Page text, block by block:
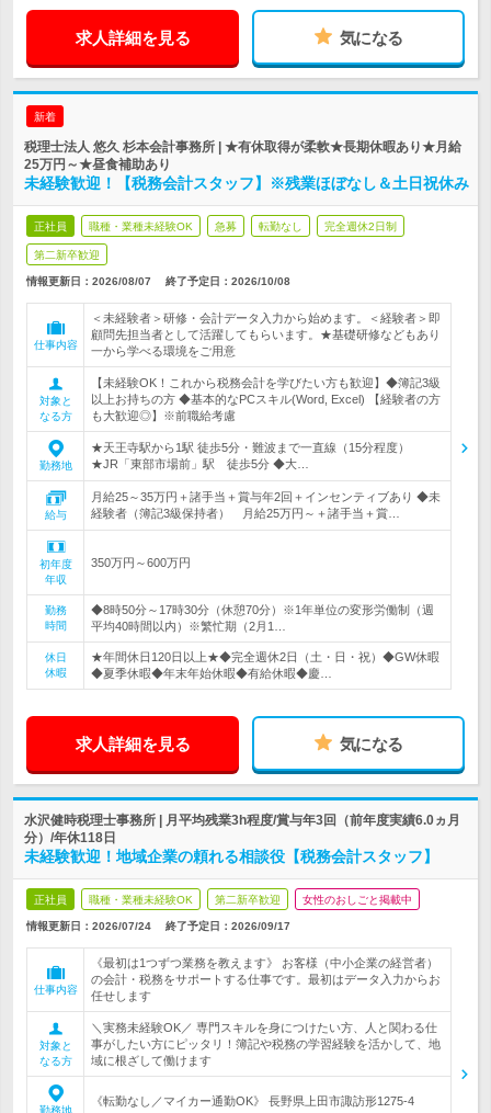
求人詳細を見る 気になる
新着
税理士法人 悠久 杉本会計事務所 | ★有休取得が柔軟★長期休暇あり★月給
25万円～★昼食補助あり
未経験歓迎！【税務会計スタッフ】※残業ほぼなし＆土日祝休み
正社員 職種・業種未経験OK 急募 転勤なし 完全週休2日制
第二新卒歓迎
情報更新日：2026/08/07 終了予定日： 2026/10/08
仕事内容
＜未経験者＞研修・会計データ入力から始めます。＜経験者＞即
顧問先担当者として活躍してもらいます。★基礎研修などもあり
一から学べる環境をご用意
対象と
なる方
【未経験OK！これから税務会計を学びたい方も歓迎】◆簿記3級
以上お持ちの方 ◆基本的なPCスキル(Word, Excel) 【経験者の方
も大歓迎◎】※前職給考慮
勤務地
★天王寺駅から1駅 徒歩5分・難波まで一直線（15分程度）
★JR「東部市場前」駅 徒歩5分 ◆大…
給与
月給25～35万円＋諸手当＋賞与年2回＋インセンティブあり ◆未
経験者（簿記3級保持者） 月給25万円～＋諸手当＋賞…
初年度
年収
350万円～600万円
勤務
時間
◆8時50分～17時30分（休憩70分）※1年単位の変形労働制（週
平均40時間以内）※繁忙期（2月1…
休日
休暇
★年間休日120日以上★◆完全週休2日（土・日・祝）◆GW休暇
◆夏季休暇◆年末年始休暇◆有給休暇◆慶…
求人詳細を見る 気になる
水沢健時税理士事務所 | 月平均残業3h程度/賞与年3回（前年度実績6.0ヵ月
分）/年休118日
未経験歓迎！地域企業の頼れる相談役【税務会計スタッフ】
正社員 職種・業種未経験OK 第二新卒歓迎 女性のおしごと掲載中
情報更新日：2026/07/24 終了予定日： 2026/09/17
仕事内容
《最初は1つずつ業務を教えます》 お客様（中小企業の経営者）
の会計・税務をサポートする仕事です。最初はデータ入力からお
任せします
対象と
なる方
＼実務未経験OK／ 専門スキルを身につけたい方、人と関わる仕
事がしたい方にピッタリ！簿記や税務の学習経験を活かして、地
域に根ざして働けます
勤務地
《転勤なし／マイカー通勤OK》 長野県上田市諏訪形1275-4